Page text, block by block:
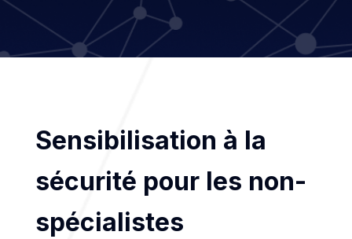
Sensibilisation à la
sécurité pour les non-
spécialistes